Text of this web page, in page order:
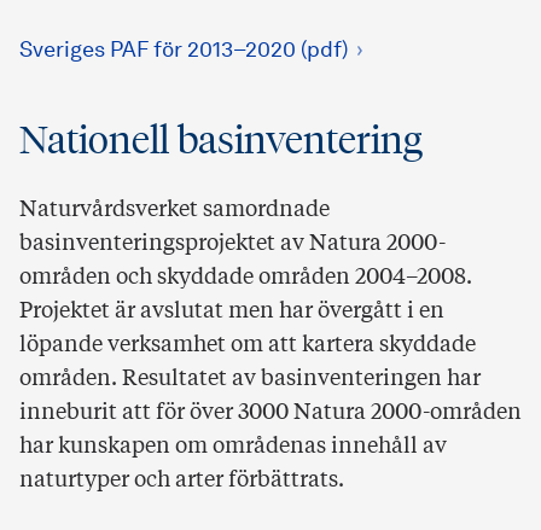
Sveriges PAF för 2013–2020 (pdf)
Nationell basinventering
Naturvårdsverket samordnade
basinventeringsprojektet av Natura 2000-
områden och skyddade områden 2004–2008.
Projektet är avslutat men har övergått i en
löpande verksamhet om att kartera skyddade
områden. Resultatet av basinventeringen har
inneburit att för över 3000 Natura 2000-områden
har kunskapen om områdenas innehåll av
naturtyper och arter förbättrats.